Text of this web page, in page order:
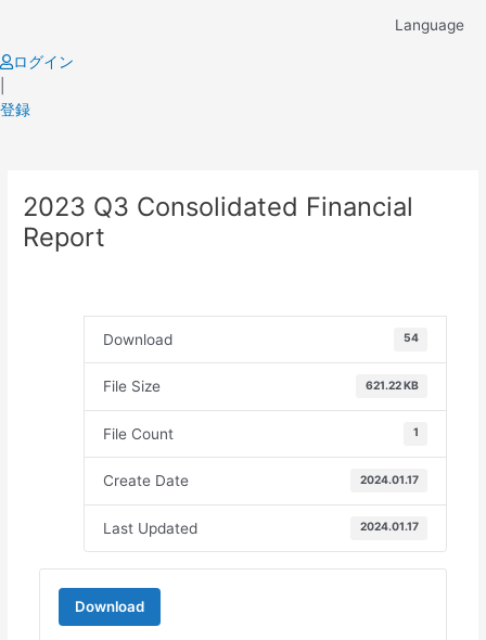
content
Language
ログイン
登録
2023 Q3 Consolidated Financial
Report
Download 54
File Size 621.22 KB
File Count 1
Create Date 2024.01.17
Last Updated 2024.01.17
Download
navigation